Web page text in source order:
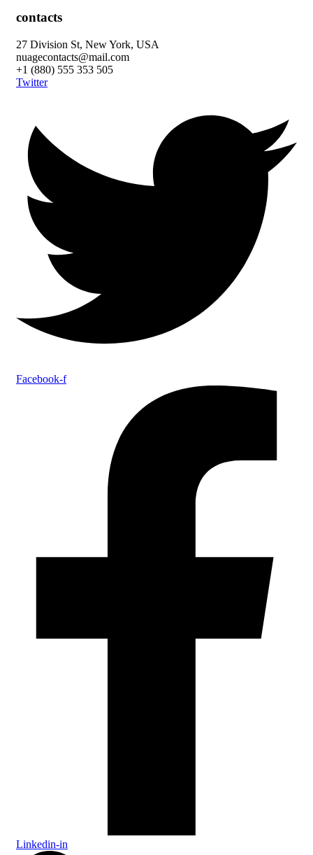
contacts
27 Division St, New York, USA
nuagecontacts@mail.com
+1 (880) 555 353 505
Twitter
Facebook-f
Linkedin-in